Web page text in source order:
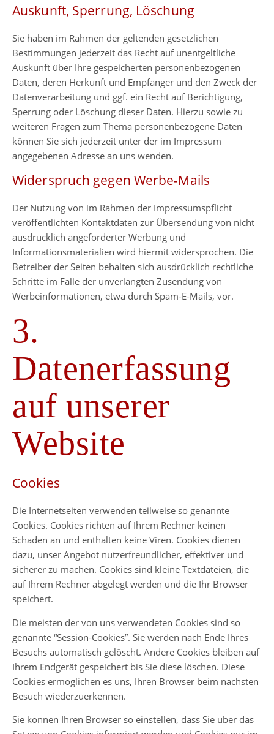
Auskunft, Sperrung, Löschung
Sie haben im Rahmen der geltenden gesetzlichen
Bestimmungen jederzeit das Recht auf unentgeltliche
Auskunft über Ihre gespeicherten personenbezogenen
Daten, deren Herkunft und Empfänger und den Zweck der
Datenverarbeitung und ggf. ein Recht auf Berichtigung,
Sperrung oder Löschung dieser Daten. Hierzu sowie zu
weiteren Fragen zum Thema personenbezogene Daten
können Sie sich jederzeit unter der im Impressum
angegebenen Adresse an uns wenden.
Widerspruch gegen Werbe-Mails
Der Nutzung von im Rahmen der Impressumspflicht
veröffentlichten Kontaktdaten zur Übersendung von nicht
ausdrücklich angeforderter Werbung und
Informationsmaterialien wird hiermit widersprochen. Die
Betreiber der Seiten behalten sich ausdrücklich rechtliche
Schritte im Falle der unverlangten Zusendung von
Werbeinformationen, etwa durch Spam-E-Mails, vor.
3.
Datenerfassung
auf unserer
Website
Cookies
Die Internetseiten verwenden teilweise so genannte
Cookies. Cookies richten auf Ihrem Rechner keinen
Schaden an und enthalten keine Viren. Cookies dienen
dazu, unser Angebot nutzerfreundlicher, effektiver und
sicherer zu machen. Cookies sind kleine Textdateien, die
auf Ihrem Rechner abgelegt werden und die Ihr Browser
speichert.
Die meisten der von uns verwendeten Cookies sind so
genannte “Session-Cookies”. Sie werden nach Ende Ihres
Besuchs automatisch gelöscht. Andere Cookies bleiben auf
Ihrem Endgerät gespeichert bis Sie diese löschen. Diese
Cookies ermöglichen es uns, Ihren Browser beim nächsten
Besuch wiederzuerkennen.
Sie können Ihren Browser so einstellen, dass Sie über das